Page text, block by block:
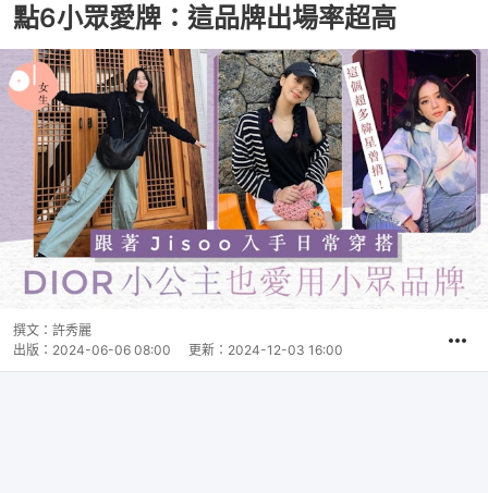
點6小眾愛牌：這品牌出場率超高
撰文： 許秀麗
出版： 2024-06-06 08:00 更新： 2024-12-03 16:00